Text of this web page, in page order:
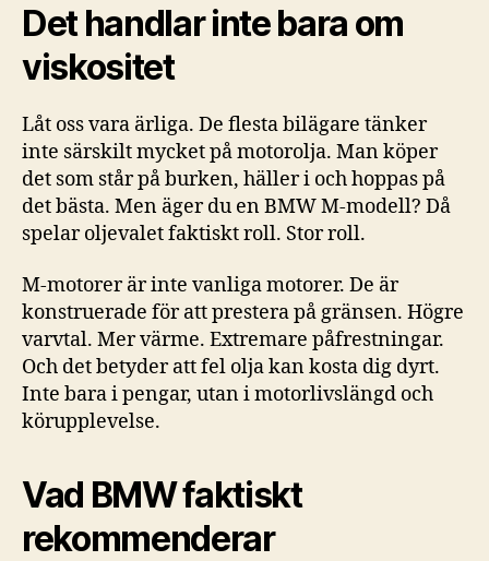
Det handlar inte bara om
viskositet
Låt oss vara ärliga. De flesta bilägare tänker
inte särskilt mycket på motorolja. Man köper
det som står på burken, häller i och hoppas på
det bästa. Men äger du en BMW M-modell? Då
spelar oljevalet faktiskt roll. Stor roll.
M-motorer är inte vanliga motorer. De är
konstruerade för att prestera på gränsen. Högre
varvtal. Mer värme. Extremare påfrestningar.
Och det betyder att fel olja kan kosta dig dyrt.
Inte bara i pengar, utan i motorlivslängd och
körupplevelse.
Vad BMW faktiskt
rekommenderar